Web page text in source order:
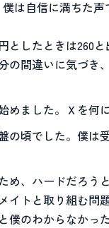
僕は自信に満ち
したときは260
の間違いに気づ
ました。Ｘを何
の頃でした。僕
め、ハードだろ
イトと取り組む
のわからなかっ